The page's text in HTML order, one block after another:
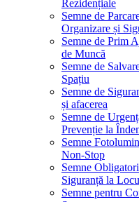
Rezidențiale
Semne de
Organizare și
Semne de Prim
de Muncă
Semne de
Spațiu
Semne de
și afacerea
Semne de
Prevenție la
Semne
Non-Stop
Semne
Siguranță la
Semne pentru